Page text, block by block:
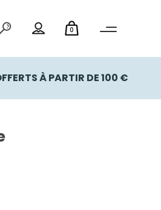
0
À PARTIR DE 100 €